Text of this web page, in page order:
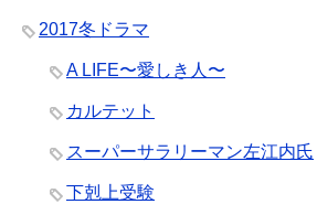
2017冬ドラマ
A LIFE〜愛しき人〜
カルテット
スーパーサラリーマン左江内氏
下剋上受験